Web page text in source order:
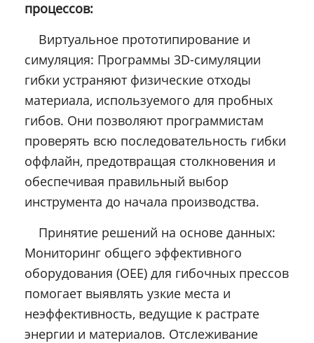
процессов:
Виртуальное прототипирование и
симуляция: Программы 3D-симуляции
гибки устраняют физические отходы
материала, используемого для пробных
гибов. Они позволяют программистам
проверять всю последовательность гибки
оффлайн, предотвращая столкновения и
обеспечивая правильный выбор
инструмента до начала производства.
Принятие решений на основе данных:
Мониторинг общего эффективного
оборудования (OEE) для гибочных прессов
помогает выявлять узкие места и
неэффективность, ведущие к растрате
энергии и материалов. Отслеживание